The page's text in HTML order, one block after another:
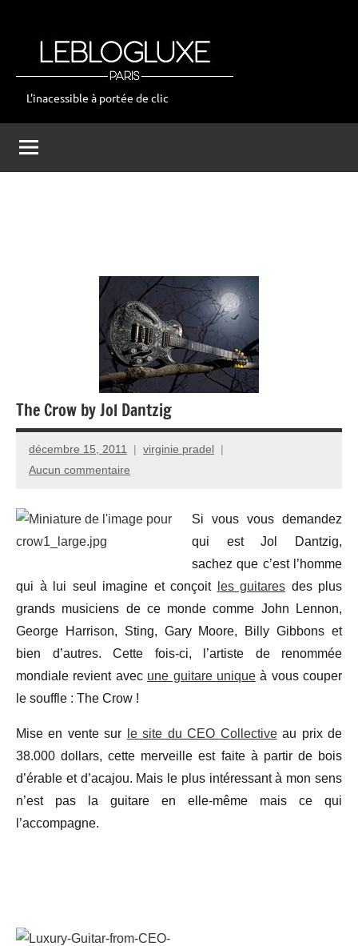
leblogluxe
L'inacessible à portée de clic
The Crow by Jol Dantzig
décembre 15, 2011
virginie pradel
Aucun commentaire
Si vous vous demandez
qui est Jol Dantzig,
sachez que c’est l’homme
qui à lui seul imagine et conçoit
les guitares des plus
grands musiciens de ce monde comme John Lennon,
George Harrison, Sting, Gary Moore, Billy Gibbons et
bien d’autres. Cette fois-ci, l’artiste de renommée
mondiale revient avec une guitare uniqueà vous couper
le souffle : The Crow !
Mise en vente sur le site du CEO Collectiveau prix de
38.000 dollars, cette merveille est faite à partir de bois
d’érable et d’acajou. Mais le plus intéressant à mon sens
n’est pas la guitare en elle-même mais ce qui
l’accompagne.